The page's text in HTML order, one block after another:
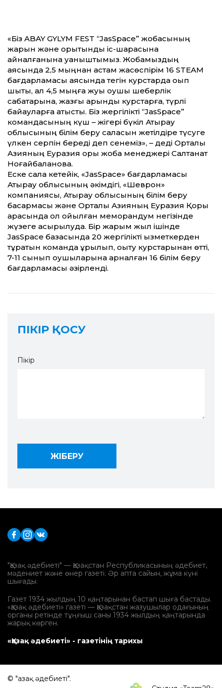
​«Біз ABAY GYLYM FEST “JasSpace” жобасының
жарқын және қорытынды іс-шарасына
айналғанына қуаныштымыз. Жобамыздың
аясында 2,5 мыңнан астам жасөспірім 16 STEAM
бағдарламасы аясында тегін курстарда оқып
шықты, ал 4,5 мыңға жуық оқушы шеберлік
сабақтарына, жазғы қарқынды курстарға, түрлі
байқауларға қатысты. Біз жергілікті “JasSpace”
командасының күш – жігері бүкіл Атырау
облысының білім беру саласын жетілдіре түсуге
үлкен серпін береді деп сенеміз», – деді Орталық
Азияның Еуразия қоры жоба менеджері Салтанат
Ноғайбаланова.
​Еске сала кетейік, «JasSpace» бағдарламасы
Атырау облысының әкімдігі, «Шеврон»
компаниясы, Атырау облысының білім беру
басқармасы және Орталық Азияның Еуразия Қоры
арасында қол қойылған меморандум негізінде
жүзеге асырылуда. Бір жарым жыл ішінде
JasSpace базасында 20 жергілікті қызметкерден
тұратын команда құрылып, оқыту курстарынан өтті,
7-11 сынып оқушыларына арналған 16 білім беру
бағдарламасы әзірленді.
ПІКІР ҚОСУ
Пікір
"Қазақ әдебиеті" — Қазақстан Республикасының әдебиет,
мәдениет және өнер газеті. Әр апта сайын, жұма күні
шығады.
Газет 1934 жылдың 10 қаңтарынан бастап шыға бастады.
«Қазақ әдебиеті» газеті — Қазақстан жазушылар одағының
органы ретінде тұңғыш саны 1934 жылдың қаңтарында
жарық көрген.
«Қазақ әдебиеті» - газетінің тарихы
© "Қазақ әдебиеті".